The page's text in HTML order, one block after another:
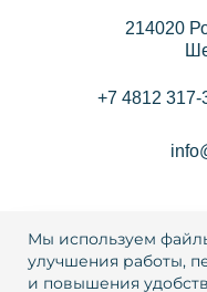
214020
+7 4812 317-
©
Мы используем
улучшения работы,
и повышения